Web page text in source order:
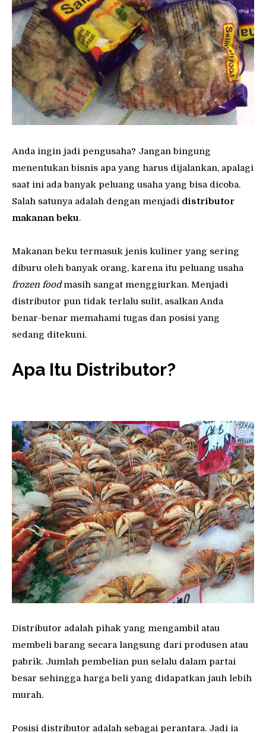
Anda ingin jadi pengusaha? Jangan bingung
menentukan bisnis apa yang harus dijalankan, apalagi
saat ini ada banyak peluang usaha yang bisa dicoba.
Salah satunya adalah dengan menjadi distributor
makanan beku.
Makanan beku termasuk jenis kuliner yang sering
diburu oleh banyak orang, karena itu peluang usaha
frozen foodmasih sangat menggiurkan. Menjadi
distributor pun tidak terlalu sulit, asalkan Anda
benar-benar memahami tugas dan posisi yang
sedang ditekuni.
Apa Itu Distributor?
Distributor adalah pihak yang mengambil atau
membeli barang secara langsung dari produsen atau
pabrik. Jumlah pembelian pun selalu dalam partai
besar sehingga harga beli yang didapatkan jauh lebih
murah.
Posisi distributor adalah sebagai perantara. Jadi ia